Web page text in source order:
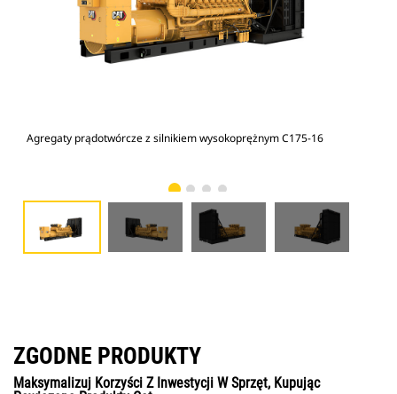
Agregaty prądotwórcze z silnikiem wysokoprężnym C175-16
ZGODNE PRODUKTY
Maksymalizuj Korzyści Z Inwestycji W Sprzęt, Kupując